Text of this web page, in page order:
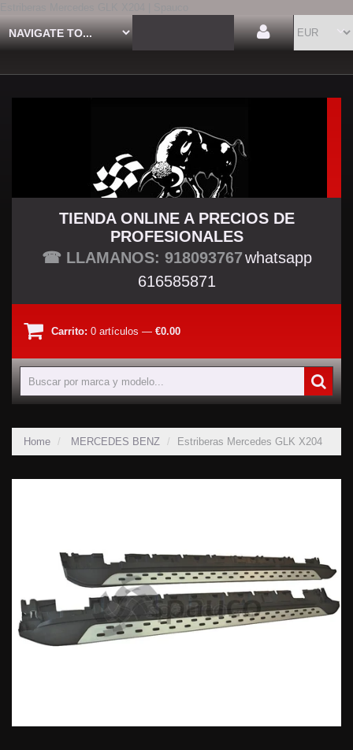
TU TIENDA TUNING
TIENDA ONLINE A PRECIOS DE
PROFESIONALES
☎ LLAMANOS: 918093767whatsapp
616585871
Carrito: 0 artículos — €0.00
Home MERCEDES BENZ Estriberas Mercedes GLK X204